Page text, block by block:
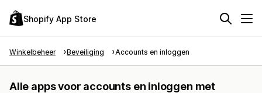
Shopify App Store
Winkelbeheer Beveiliging Accounts en inloggen
Alle apps voor accounts en inloggen met